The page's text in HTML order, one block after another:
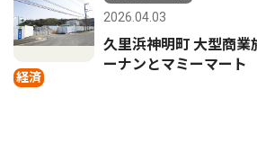
経済
2026.04.03
久里浜神明町 大型商業
ーナンとマミーマート